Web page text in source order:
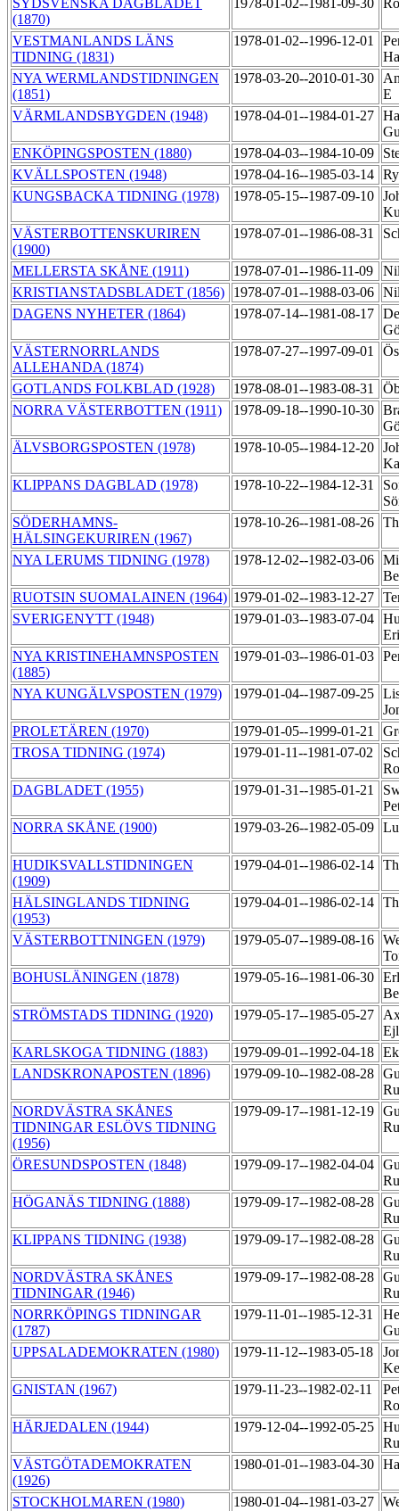
SYDSVENSKA DAGBLADET
(1870)
1978-01-02--1981-09-30
VESTMANLANDS LÄNS
TIDNING (1831)
1978-01-02--1996-12-01
NYA WERMLANDSTIDNINGEN
(1851)
1978-03-20--2010-01-30
E
VÄRMLANDSBYGDEN (1948)
1978-04-01--1984-01-27
ENKÖPINGSPOSTEN (1880)
1978-04-03--1984-10-09
KVÄLLSPOSTEN (1948)
1978-04-16--1985-03-14
KUNGSBACKA TIDNING (1978)
1978-05-15--1987-09-10
VÄSTERBOTTENSKURIREN
(1900)
1978-07-01--1986-08-31
MELLERSTA SKÅNE (1911) 1978-07-01--1986-11-09
KRISTIANSTADSBLADET (1856)
1978-07-01--1988-03-06
DAGENS NYHETER (1864)
1978-07-14--1981-08-17
VÄSTERNORRLANDS
ALLEHANDA (1874)
1978-07-27--1997-09-01
GOTLANDS FOLKBLAD (1928) 1978-08-01--1983-08-31
NORRA VÄSTERBOTTEN (1911)
1978-09-18--1990-10-30
ÄLVSBORGSPOSTEN (1978)
1978-10-05--1984-12-20
KLIPPANS DAGBLAD (1978)
1978-10-22--1984-12-31
SÖDERHAMNS-
HÄLSINGEKURIREN (1967)
1978-10-26--1981-08-26
NYA LERUMS TIDNING (1978) 1978-12-02--1982-03-06
RUOTSIN SUOMALAINEN (1964) 1979-01-02--1983-12-27
SVERIGENYTT (1948)
1979-01-03--1983-07-04
NYA KRISTINEHAMNSPOSTEN
(1885)
1979-01-03--1986-01-03
NYA KUNGÄLVSPOSTEN (1979) 1979-01-04--1987-09-25
PROLETÄREN (1970)
1979-01-05--1999-01-21
TROSA TIDNING (1974)
1979-01-11--1981-07-02
DAGBLADET (1955)
1979-01-31--1985-01-21
NORRA SKÅNE (1900)
1979-03-26--1982-05-09
HUDIKSVALLSTIDNINGEN
(1909)
1979-04-01--1986-02-14
HÄLSINGLANDS TIDNING
(1953)
1979-04-01--1986-02-14
VÄSTERBOTTNINGEN (1979) 1979-05-07--1989-08-16
BOHUSLÄNINGEN (1878)
1979-05-16--1981-06-30
STRÖMSTADS TIDNING (1920)
1979-05-17--1985-05-27
KARLSKOGA TIDNING (1883)
1979-09-01--1992-04-18
LANDSKRONAPOSTEN (1896)
1979-09-10--1982-08-28
NORDVÄSTRA SKÅNES
TIDNINGAR ESLÖVS TIDNING
(1956)
1979-09-17--1981-12-19
ÖRESUNDSPOSTEN (1848) 1979-09-17--1982-04-04
HÖGANÄS TIDNING (1888)
1979-09-17--1982-08-28
KLIPPANS TIDNING (1938)
1979-09-17--1982-08-28
NORDVÄSTRA SKÅNES
TIDNINGAR (1946)
1979-09-17--1982-08-28
NORRKÖPINGS TIDNINGAR
(1787)
1979-11-01--1985-12-31
UPPSALADEMOKRATEN (1980)
1979-11-12--1983-05-18
GNISTAN (1967)
1979-11-23--1982-02-11
HÄRJEDALEN (1944)
1979-12-04--1992-05-25
VÄSTGÖTADEMOKRATEN
(1926)
1980-01-01--1983-04-30
STOCKHOLMAREN (1980) 1980-01-04--1981-03-27